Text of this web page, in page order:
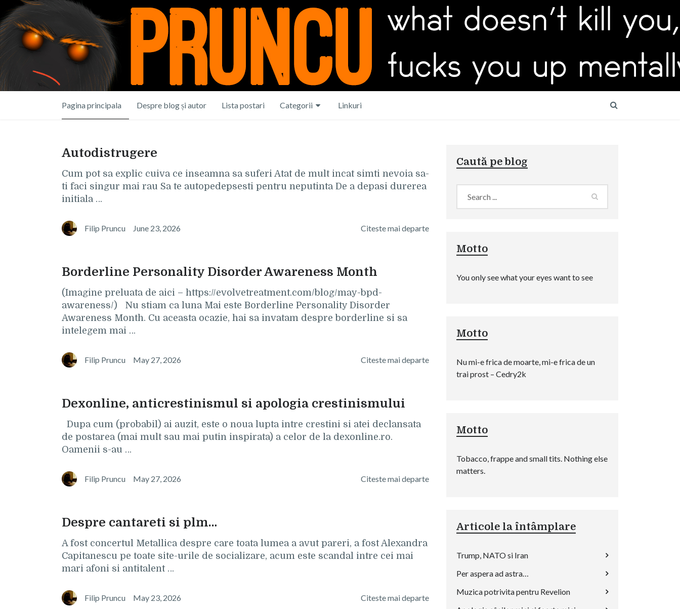
Pagina principala Despre blog și autor Lista postari Categorii Linkuri
Autodistrugere
Cum pot sa explic cuiva ce inseamna sa suferi Atat de mult incat simti nevoia sa-
ti faci singur mai rau Sa te autopedepsesti pentru neputinta De a depasi durerea
initiala …
Filip Pruncu June 23, 2026 Citeste mai departe
Borderline Personality Disorder Awareness Month
(Imagine preluata de aici – https://evolvetreatment.com/blog/may-bpd-
awareness/) Nu stiam ca luna Mai este Borderline Personality Disorder
Awareness Month. Cu aceasta ocazie, hai sa invatam despre borderline si sa
intelegem mai …
Filip Pruncu May 27, 2026 Citeste mai departe
Dexonline, anticrestinismul si apologia crestinismului
Dupa cum (probabil) ai auzit, este o noua lupta intre crestini si atei declansata
de postarea (mai mult sau mai putin inspirata) a celor de la dexonline.ro.
Oamenii s-au …
Filip Pruncu May 27, 2026 Citeste mai departe
Despre cantareti si plm…
A fost concertul Metallica despre care toata lumea a avut pareri, a fost Alexandra
Capitanescu pe toate site-urile de socializare, acum este scandal intre cei mai
mari afoni si antitalent …
Filip Pruncu May 23, 2026 Citeste mai departe
Caută pe blog
Motto
You only see what your eyes want to see
Motto
Nu mi-e frica de moarte, mi-e frica de un
trai prost – Cedry2k
Motto
Tobacco, frappe and small tits. Nothing else
matters.
Articole la întâmplare
Trump, NATO si Iran
Per aspera ad astra…
Muzica potrivita pentru Revelion